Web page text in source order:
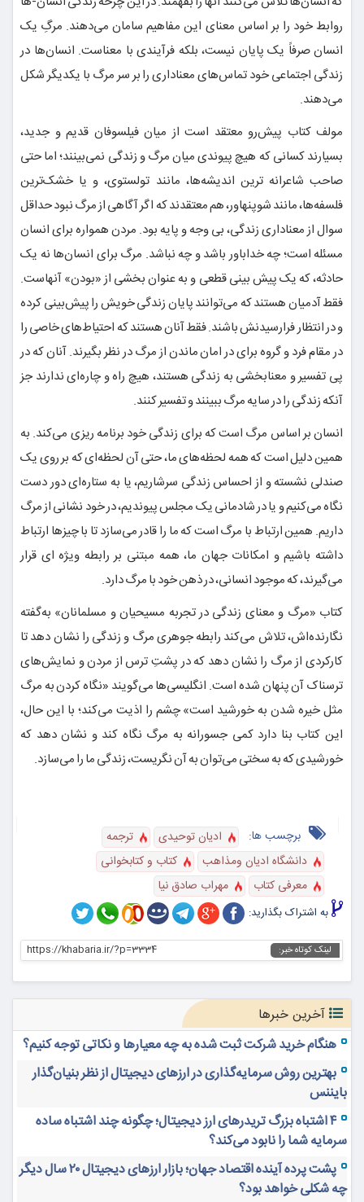
روابط خود را بر اساس معنای این مفاهیم سامان می‌دهند. مرگِ یک
انسان صرفاً یک پایان نیست، بلکه فرآیندی با معناست. انسان‌ها در
زندگی اجتماعی خود تماس‌های معناداری را بر سر مرگ با یکدیگر شکل
می‌دهند.
مولف کتاب پیش‌رو معتقد است از میان فیلسوفان قدیم و جدید،
بسیارند کسانی که هیچ پیوندی میان مرگ و زندگی نمی‌بینند؛ اما حتی
صاحب شاعرانه ترین اندیشه‌ها، مانند تولستوی، و یا خشک‌ترین
فلسفه‌ها، مانند شوپنهاور، هم معتقدند که اگر آگاهی از مرگ نبود حداقل
سوال از معناداری زندگی، بی وجه و پایه بود. مردن همواره برای انسان
مسئله است؛ چه خداباور باشد و چه نباشد. مرگ برای انسان‌ها نه یک
حادثه، که یک پیش بینی قطعی و به عنوان بخشی از «بودن» آنهاست.
فقط آدمیان هستند که می‌توانند پایان زندگی خویش را پیش‌بینی کرده
و در انتظار فرارسیدنش باشند. فقط آنان هستند که احتیاط‌های خاصی را
در مقام فرد و گروه برای در امان ماندن از مرگ در نظر بگیرند. آنان که در
پی تفسیر و معنابخشی به زندگی هستند، هیچ راه و چاره‌ای ندارند جز
آنکه زندگی را در سایه مرگ ببینند و تفسیر کنند.
انسان بر اساس مرگ است که برای زندگی خود برنامه ریزی می‌کند. به
همین دلیل است که همه لحظه‌های ما، حتی آن لحظه‌ای که بر روی یک
صندلی نشسته و از احساس زندگی سرشاریم، یا به ستاره‌ای دور دست
نگاه می‌کنیم و یا در شادمانی یک مجلس پیوندیم، در خود نشانی از مرگ
داریم. همین ارتباط با مرگ است که ما را قادر می‌سازد تا با چیزها ارتباط
داشته باشیم و امکانات جهان ما، همه مبتنی بر رابطه ویژه ای قرار
می‌گیرند، که موجود انسانی، در ذهن خود با مرگ دارد.
کتاب «مرگ و معنای زندگی در تجربه مسیحیان و مسلمانان» به‌گفته
نگارنده‌اش، تلاش می‌کند رابطه جوهری مرگ و زندگی را نشان دهد تا
کارکردی از مرگ را نشان دهد که در پشتِ ترس از مردن و نمایش‌های
ترسناک آن پنهان شده است. انگلیسی‌ها می‌گویند «نگاه کردن به مرگ
مثل خیره شدن به خورشید است» چشم را اذیت می‌کند؛ با این حال،
این کتاب بنا دارد کمی جسورانه به مرگ نگاه کند و نشان دهد که
خورشیدی که به سختی می‌توان به آن نگریست، زندگی ما را می‌سازد.
برچسب ها: ادیان توحیدی
ترجمه
دانشگاه ادیان ومذاهب
کتاب و کتابخوانی
معرفی کتاب
مهراب صادق نیا
به اشتراک بگذارید:
لینک کوتاه خبر: https://khabaria.ir/?p=3334
آخرین خبرها
هنگام خرید شرکت ثبت شده به چه معیارها و نکاتی توجه کنیم؟
بهترین روش سرمایه‌گذاری در ارزهای دیجیتال از نظر بنیان‌گذار
بایننس
۴ اشتباه بزرگ تریدرهای ارز دیجیتال؛ چگونه چند اشتباه ساده
سرمایه شما را نابود می‌کند؟
پشت پرده آینده اقتصاد جهان؛ بازار ارزهای دیجیتال ۲۰ سال دیگر
چه شکلی خواهد بود؟